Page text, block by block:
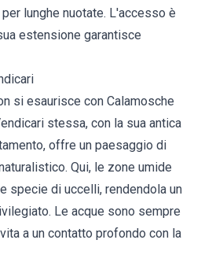
lunghe nuotate. L'accesso è
estensione garantisce
si esaurisce con Calamosche
stessa, con la sua antica
offre un paesaggio di
Qui, le zone umide
specie di uccelli, rendendola un
Le acque sono sempre
a un contatto profondo con la